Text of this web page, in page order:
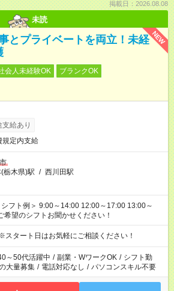
掲載日：2026.08.08
未読
NEW
とプライベートを両立！未経
会人未経験OK
ブランクOK
給あり
規定内支給
(栃木県)駅 / 西川田駅
フト例＞ 9:00～14:00 12:00～17:00 13:00～
など ※ご希望のシフトお聞かせください！
タート日はお気軽にご相談ください！
～50代活躍中 / 副業・WワークOK / シフト勤
大量募集 / 電話対応なし / パソコンスキル不要